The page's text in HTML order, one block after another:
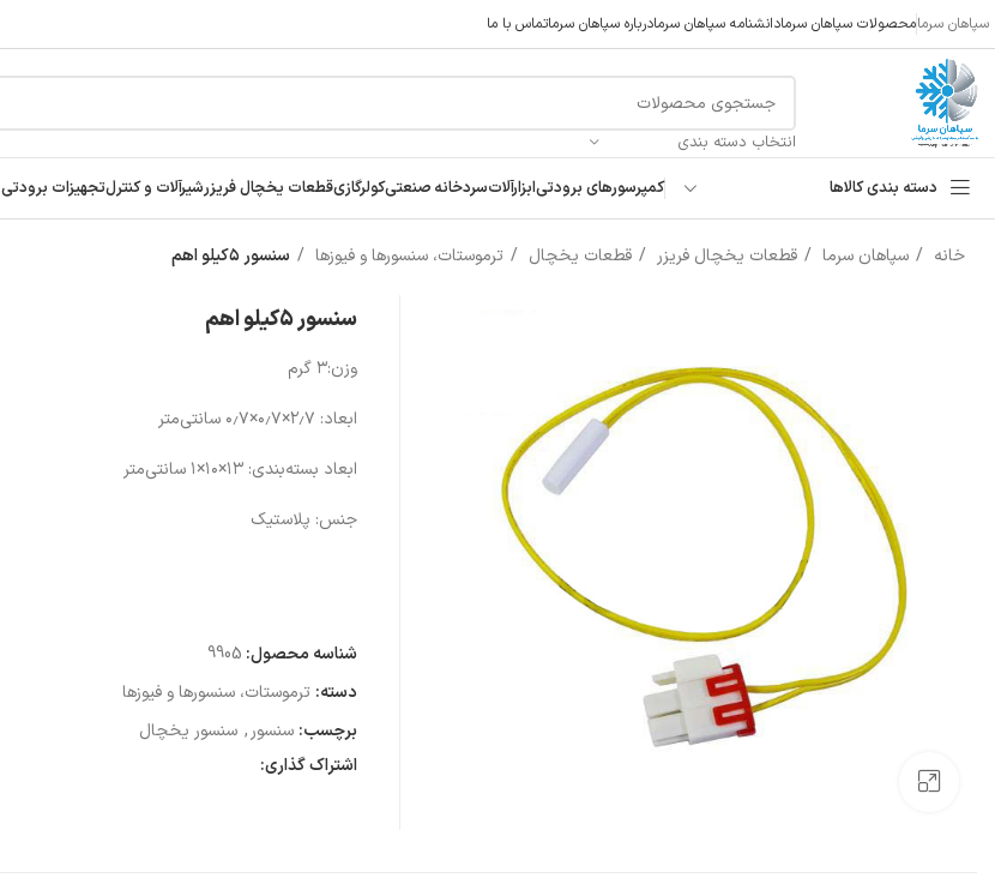
سپاهان سرمامحصولات سپاهان سرمادانشنامه سپاهان سرمادرباره سپاهان سرماتماس با ما
انتخاب دسته بندی
دسته بندی کالاها کمپرسورهای برودتیابزارآلاتسردخانه صنعتیکولرگازیقطعات یخچال فریزرشیرآلات و کنترلتجهیزات برودتی
خانه سپاهان سرما قطعات یخچال فریزر قطعات یخچال ترموستات، سنسورها و فیوزها سنسور ۵کیلو اهم
سنسور ۵کیلو اهم
وزن:۳ گرم
ابعاد: ۲٫۷×۰٫۷×۰٫۷ سانتی‌متر
ابعاد بسته‌بندی: ۱۳×۱۰×۱ سانتی‌متر
جنس: پلاستیک
شناسه محصول: 9905
دسته: ترموستات، سنسورها و فیوزها
برچسب: سنسور , سنسور یخچال
اشتراک گذاری: